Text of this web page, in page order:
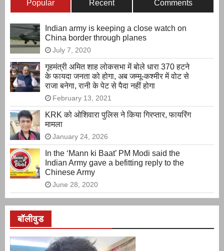
Popular Recent Comments
Indian army is keeping a close watch on
China border through planes
July 7, 2020
गृहमंत्री अमित शाह लोकसभा में बोले धारा 370 हटने
के फायदा जनता को होगा, अब जम्मू-कश्मीर में वोट से
राजा बनेगा, रानी के पेट से पैदा नहीं होगा
February 13, 2021
KRK को ओशिवारा पुलिस ने किया गिरप्तार, फायरिंग
मामला
January 24, 2026
In the ‘Mann ki Baat’ PM Modi said the
Indian Army gave a befitting reply to the
Chinese Army
June 28, 2020
बॉलीवुड